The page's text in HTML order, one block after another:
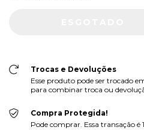
Trocas e Devoluções
Esse produto pode ser trocado
para combinar troca ou
Compra Protegida!
Pode comprar. Essa transação é